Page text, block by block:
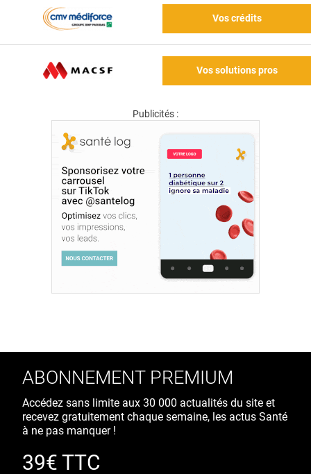
Vos crédits
Vos solutions pros
Publicités :
ABONNEMENT PREMIUM
Accédez sans limite aux 30 000 actualités du site et
recevez gratuitement chaque semaine, les actus Santé
à ne pas manquer !
39€ TTC